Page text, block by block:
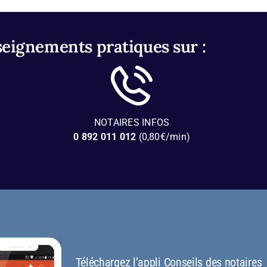
pratiques sur :
NOTAIRES INFOS
0 892 011 012 (0,80€/min)
Téléchargez l’appli Conseils des notaires